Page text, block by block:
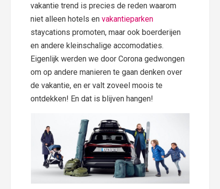
vakantie trend is precies de reden waarom
niet alleen hotels envakantieparken
staycations promoten, maar ook boerderijen
en andere kleinschalige accomodaties.
Eigenlijk werden we door Corona gedwongen
om op andere manieren te gaan denken over
de vakantie, en er valt zoveel moois te
ontdekken! En dat is blijven hangen!